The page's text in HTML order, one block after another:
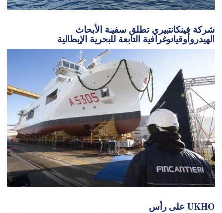
شركة فينكانتييري تطلق سفينة الأبحاث
الهيدروأوقيانوغرافية التابعة للبحرية الإيطالية
على رأس UKHO